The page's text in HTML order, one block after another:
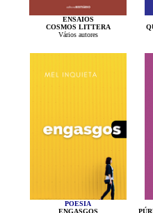
ENSAIOS
COSMOS LITTERA
Vários autores
POESIA
ENGASGOS